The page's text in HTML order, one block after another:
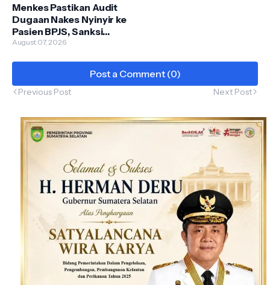
Menkes Pastikan Audit
Dugaan Nakes Nyinyir ke
Pasien BPJS, Sanksi
Tunggu Hasil Investigasi
August 07, 2026
Post a Comment (0)
Previous Post Next Post